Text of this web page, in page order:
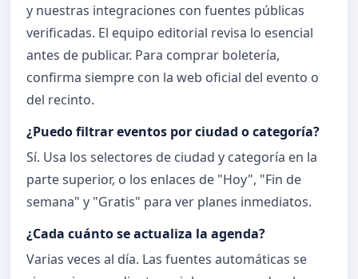
y nuestras integraciones con fuentes públicas
verificadas. El equipo editorial revisa lo esencial
antes de publicar. Para comprar boletería,
confirma siempre con la web oficial del evento o
del recinto.
¿Puedo filtrar eventos por ciudad o categoría?
Sí. Usa los selectores de ciudad y categoría en la
parte superior, o los enlaces de "Hoy", "Fin de
semana" y "Gratis" para ver planes inmediatos.
¿Cada cuánto se actualiza la agenda?
Varias veces al día. Las fuentes automáticas se